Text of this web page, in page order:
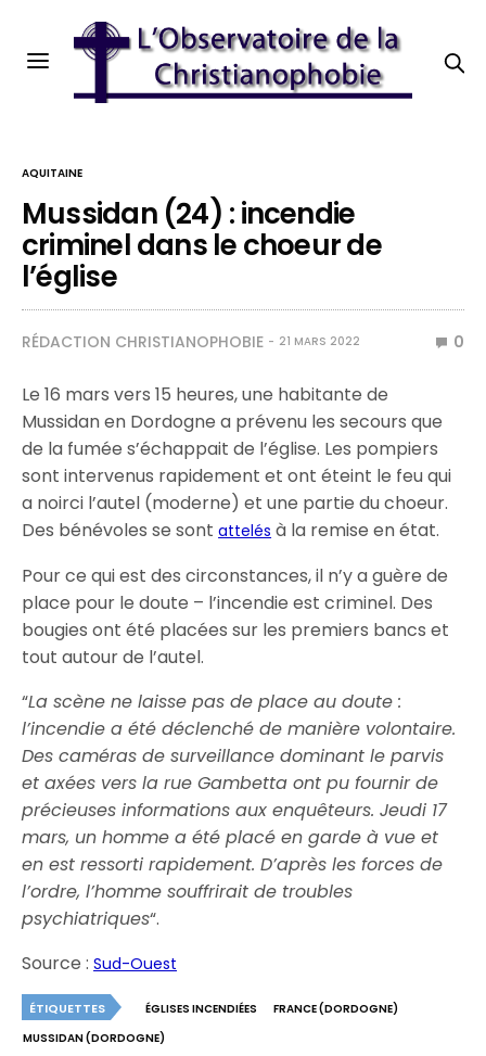
AQUITAINE
Mussidan (24) : incendie
criminel dans le choeur de
l’église
RÉDACTION CHRISTIANOPHOBIE 21 MARS 2022 0
Le 16 mars vers 15 heures, une habitante de
Mussidan en Dordogne a prévenu les secours que
de la fumée s’échappait de l’église. Les pompiers
sont intervenus rapidement et ont éteint le feu qui
a noirci l’autel (moderne) et une partie du choeur.
Des bénévoles se sontattelés à la remise en état.
Pour ce qui est des circonstances, il n’y a guère de
place pour le doute – l’incendie est criminel. Des
bougies ont été placées sur les premiers bancs et
tout autour de l’autel.
“La scène ne laisse pas de place au doute :
l’incendie a été déclenché de manière volontaire.
Des caméras de surveillance dominant le parvis
et axées vers la rue Gambetta ont pu fournir de
précieuses informations aux enquêteurs. Jeudi 17
mars, un homme a été placé en garde à vue et
en est ressorti rapidement. D’après les forces de
l’ordre, l’homme souffrirait de troubles
psychiatriques“.
Source :Sud-Ouest
ÉTIQUETTES ÉGLISES INCENDIÉES
FRANCE (DORDOGNE)
MUSSIDAN (DORDOGNE)